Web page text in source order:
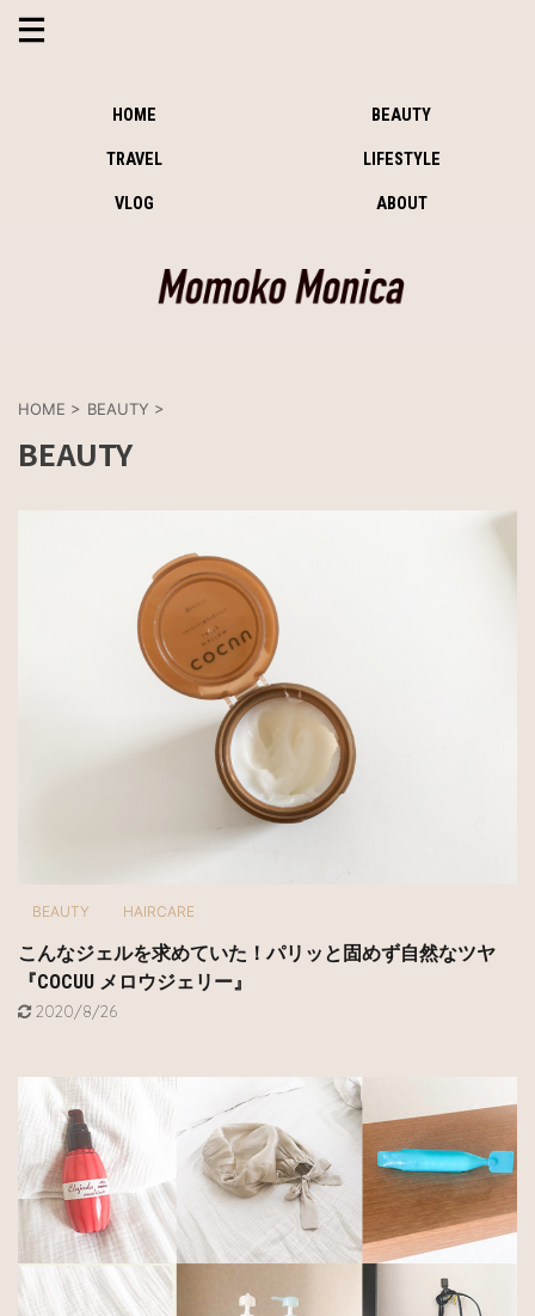
HOME BEAUTY
TRAVEL LIFESTYLE
VLOG ABOUT
HOME > BEAUTY >
BEAUTY
BEAUTY HAIRCARE
こんなジェルを求めていた！パリッと固めず自然なツヤ
『COCUU メロウジェリー』
2020/8/26